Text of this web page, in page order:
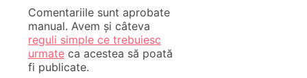
Comentariile sunt aprobate
manual. Avem și câteva
reguli simple ce trebuiesc
urmate ca acestea să poată
fi publicate.